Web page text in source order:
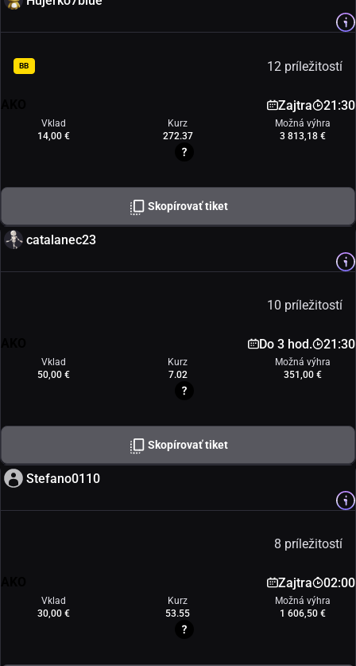
BB 12 príležitostí
Zajtra 21:30
Vklad
14,00 €
Kurz
272.37
Možná výhra
3 813,18 €
Skopírovať tiket
catalanec23
10 príležitostí
Do 3 hod. 21:30
Vklad
50,00 €
Kurz
7.02
Možná výhra
351,00 €
Skopírovať tiket
Stefano0110
8 príležitostí
Zajtra 02:00
Vklad
30,00 €
Kurz
53.55
Možná výhra
1 606,50 €